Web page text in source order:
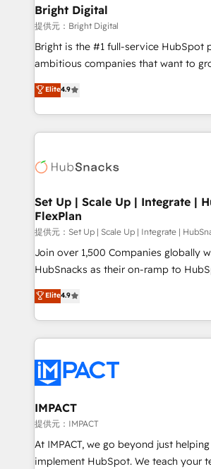
Partner 📆Founded in 1997
and chat agents, predictive
workflows • Salesforce + HubSpot
RevOps and AI-driven sales
design and CMS development • ERP
and CRM migration from any platform
Client/member portals built on
WooCommerce, BuilderTrend, and more
the difference — reach out to see how
Bright Digital
提供元：Bright Digital
Bright is the #1 full-service HubSpot
ambitious companies that want to
From HubSpot onboarding, to
developing a new website to lead
digital marketing; we do it all (and
results)! In short, our services include: - HubSpot
HubSpot development: websites,
marketing, advertising, campaigns,
design We connect people, data and technology to
improve customer experiences. With
people, exciting ideas and can-do
ensure revenue growth on a daily basis. So
team of 100+ experts is ready for you! Driving digital
growth | www.brightdigital.com
Elite4.9
Set Up | Scale Up | Integrate |
FlexPlan
提供元：Set Up | Scale Up | Integrate |
Join over 1,500 Companies globally
HubSnacks as their on-ramp to
Simple pay-as-you-go plans that
1️⃣ Set Up | Onboarding New or
HubSpot portals 2️⃣ Scale Up | 100% HubSpot Task
Execution... Global 24/7 ... All Experts 3️⃣ Integrate |
Slash months from your API
Click "Contact Business" ⬅️ to access
Integration templates that put
of your tech stack, syncing... 🛍️ Shopify or
WooCommerce 💲 Stripe or Paypal 💰
Netsuite 🤖 Google or Microsoft ✍️
Elite4.9
IMPACT
提供元：IMPACT
At IMPACT, we go beyond just
implement HubSpot. We teach your team how to